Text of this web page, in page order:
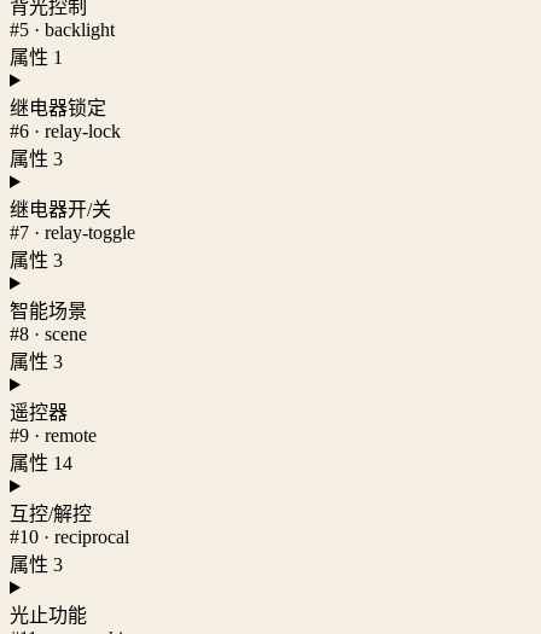
背光控制
#5 · backlight
属性 1
继电器锁定
#6 · relay-lock
属性 3
继电器开/关
#7 · relay-toggle
属性 3
智能场景
#8 · scene
属性 3
遥控器
#9 · remote
属性 14
互控/解控
#10 · reciprocal
属性 3
光止功能